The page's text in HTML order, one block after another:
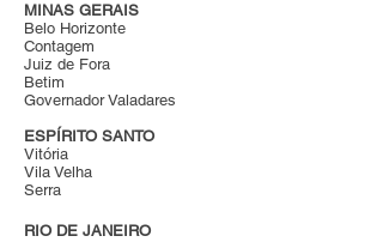
MINAS GERAIS
Belo Horizonte
Contagem
Juiz de Fora
Betim
Governador Valadares
ESPÍRITO SANTO
Vitória
Vila Velha
Serra
RIO DE JANEIRO